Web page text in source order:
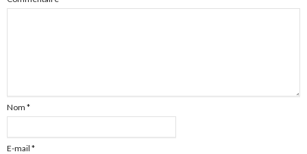
Nom *
E-mail *